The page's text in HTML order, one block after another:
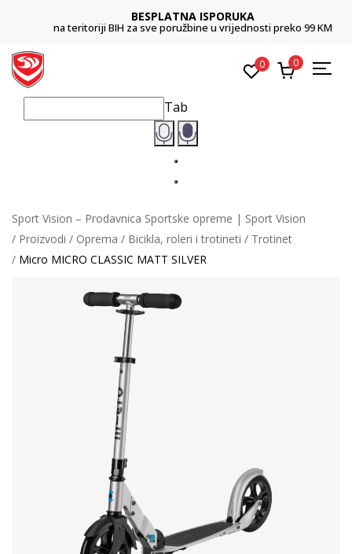
BESPLATNA ISPORUKA
na teritoriji BIH za sve poružbine u vrijednosti preko 99 KM
0 0
Tab
Sport Vision – Prodavnica Sportske opreme | Sport Vision
Proizvodi
Oprema Bicikla, roleri i trotineti
Trotinet
Micro MICRO CLASSIC MATT SILVER